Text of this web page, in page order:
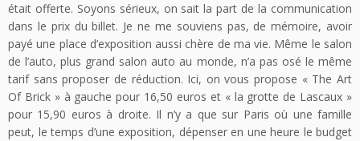
était offerte. Soyons sérieux, on sait la part de la communication
dans le prix du billet. Je ne me souviens pas, de mémoire, avoir
payé une place d’exposition aussi chère de ma vie. Même le salon
de l’auto, plus grand salon auto au monde, n’a pas osé le même
tarif sans proposer de réduction. Ici, on vous propose « The Art
Of Brick » à gauche pour 16,50 euros et « la grotte de Lascaux »
pour 15,90 euros à droite. Il n’y a que sur Paris où une famille
peut, le temps d’une exposition, dépenser en une heure le budget